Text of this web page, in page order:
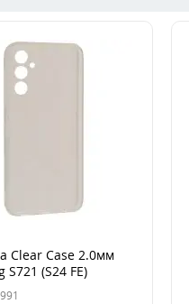
Clear Case 2.0мм
S721 (S24 FE)